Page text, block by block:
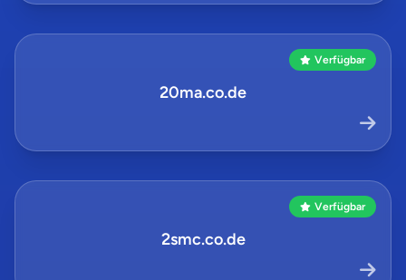
Verfügbar
20ma.co.de
Verfügbar
2smc.co.de